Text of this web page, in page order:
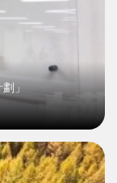
劃」